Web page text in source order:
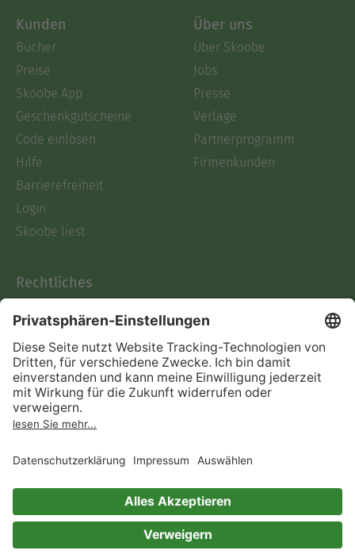
Kunden
Bücher
Preise
Skoobe App
Geschenkgutscheine
Code einlösen
Hilfe
Barrierefreiheit
Login
Skoobe liest
Über uns
Über Skoobe
Jobs
Presse
Verlage
Partnerprogramm
Firmenkunden
Rechtliches
AGB
Informationen nach Data
Act
Verträge hier kündigen
Impressum
Immer ein gutes Buch